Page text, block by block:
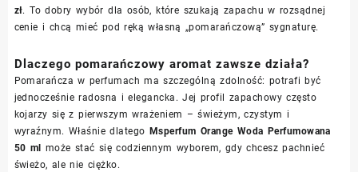
zł. To dobry wybór dla osób, które szukają zapachu w rozsądnej
cenie i chcą mieć pod ręką własną „pomarańczową” sygnaturę.
Dlaczego pomarańczowy aromat zawsze działa?
Pomarańcza w perfumach ma szczególną zdolność: potrafi być
jednocześnie radosna i elegancka. Jej profil zapachowy często
kojarzy się z pierwszym wrażeniem – świeżym, czystym i
wyraźnym. Właśnie dlatego Msperfum Orange Woda Perfumowana
50 ml może stać się codziennym wyborem, gdy chcesz pachnieć
świeżo, ale nie ciężko.